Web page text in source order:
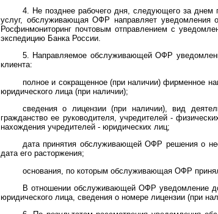
4. Не позднее рабочего дня, следующего за днем
услуг, обслуживающая ОФР направляет уведомления
Росфинмониторинг почтовым отправлением с
экспедицию Банка России.
5. Направляемое обслуживающей ОФР
клиента:
полное и сокращенное (при наличии) фирменное
юридического лица (при наличии);
сведения о лицензии (при наличии), вид
гражданство ее руководителя, учредителей -
нахождения учредителей - юридических лиц;
дата принятия обслуживающей ОФР решения о
дата его расторжения;
основания, по которым обслуживающая ОФР
В отношении обслуживающей ОФР уведомление
юридического лица, сведения о номере лицензии (при